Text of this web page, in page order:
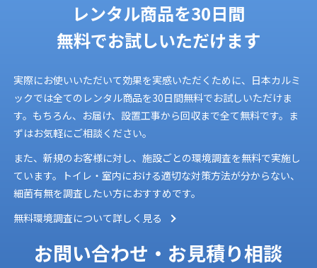
レンタル商品を30日間
無料でお試しいただけます
実際にお使いいただいて効果を実感いただくために、日本カルミ
ックでは全てのレンタル商品を30日間無料でお試しいただけま
す。もちろん、お届け、設置工事から回収まで全て無料です。ま
ずはお気軽にご相談ください。
また、新規のお客様に対し、施設ごとの環境調査を無料で実施し
ています。トイレ・室内における適切な対策方法が分からない、
細菌有無を調査したい方におすすめです。
無料環境調査について詳しく見る
お問い合わせ・お見積り相談